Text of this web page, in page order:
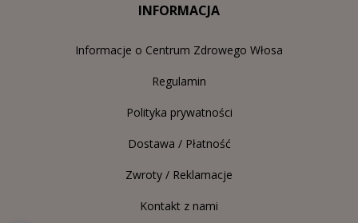
INFORMACJA
Informacje o Centrum Zdrowego Włosa
Regulamin
Polityka prywatności
Dostawa / Płatność
Zwroty / Reklamacje
Kontakt z nami